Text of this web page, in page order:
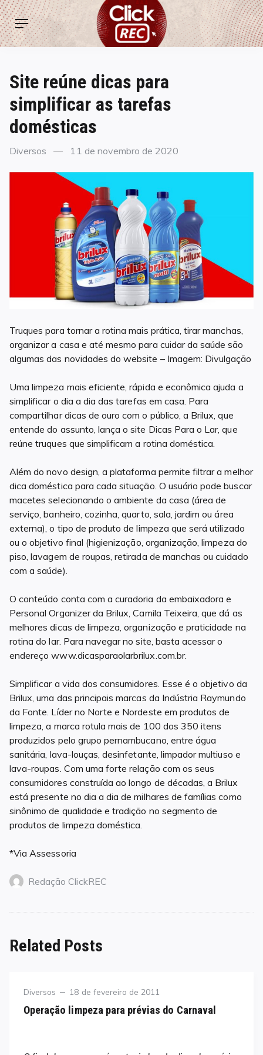
Skip
to
content
ClickREC
Menu
Site reúne dicas para
simplificar as tarefas
domésticas
Categories
Diversos
Posted
11 de novembro de 2020
Truques para tornar a rotina mais prática, tirar manchas,
organizar a casa e até mesmo para cuidar da saúde são
algumas das novidades do website – Imagem: Divulgação
Uma limpeza mais eficiente, rápida e econômica ajuda a
simplificar o dia a dia das tarefas em casa. Para
compartilhar dicas de ouro com o público, a Brilux, que
entende do assunto, lança o site Dicas Para o Lar, que
reúne truques que simplificam a rotina doméstica.
Além do novo design, a plataforma permite filtrar a melhor
dica doméstica para cada situação. O usuário pode buscar
macetes selecionando o ambiente da casa (área de
serviço, banheiro, cozinha, quarto, sala, jardim ou área
externa), o tipo de produto de limpeza que será utilizado
ou o objetivo final (higienização, organização, limpeza do
piso, lavagem de roupas, retirada de manchas ou cuidado
com a saúde).
O conteúdo conta com a curadoria da embaixadora e
Personal Organizer da Brilux, Camila Teixeira, que dá as
melhores dicas de limpeza, organização e praticidade na
rotina do lar. Para navegar no site, basta acessar o
endereço www.dicasparaolarbrilux.com.br.
Simplificar a vida dos consumidores. Esse é o objetivo da
Brilux, uma das principais marcas da Indústria Raymundo
da Fonte. Líder no Norte e Nordeste em produtos de
limpeza, a marca rotula mais de 100 dos 350 itens
produzidos pelo grupo pernambucano, entre água
sanitária, lava-louças, desinfetante, limpador multiuso e
lava-roupas. Com uma forte relação com os seus
consumidores construída ao longo de décadas, a Brilux
está presente no dia a dia de milhares de famílias como
sinônimo de qualidade e tradição no segmento de
produtos de limpeza doméstica.
*Via Assessoria
Redação ClickREC
Related Posts
Category
Diversos
Posted
18 de fevereiro de 2011
Operação limpeza para prévias do Carnaval